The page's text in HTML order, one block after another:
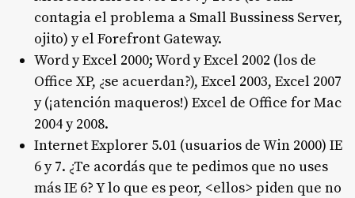
contagia el problema a Small Bussiness Server,
ojito) y el Forefront Gateway.
Word y Excel 2000; Word y Excel 2002 (los de
Office XP, ¿se acuerdan?), Excel 2003, Excel 2007
y (¡atención maqueros!) Excel de Office for Mac
2004 y 2008.
Internet Explorer 5.01 (usuarios de Win 2000) IE
6 y 7. ¿Te acordás que te pedimos que no uses
más IE 6? Y lo que es peor, <ellos> piden que no